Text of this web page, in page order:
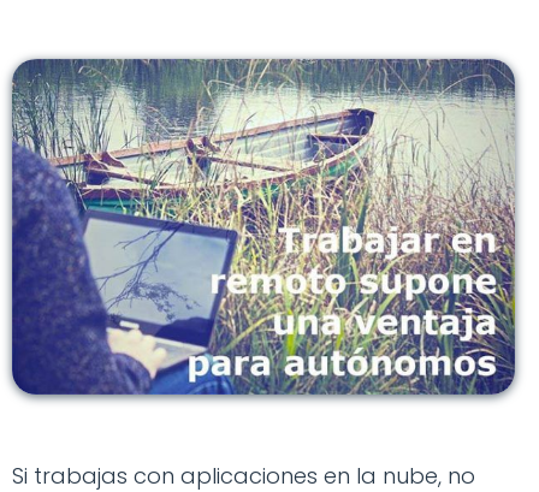
Si trabajas con aplicaciones en la nube, no